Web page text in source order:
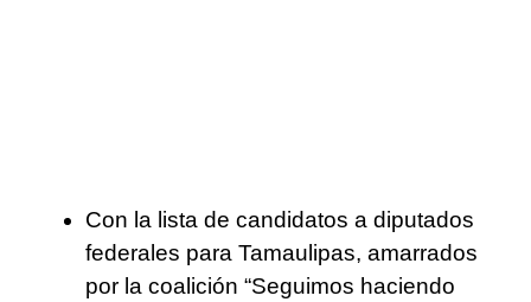
Con la lista de candidatos a diputados
federales para Tamaulipas, amarrados
por la coalición “Seguimos haciendo